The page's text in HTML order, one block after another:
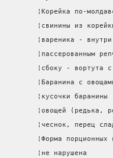
¦Корейка по-
¦свинины из корейки
¦вареника - внутри
¦пассерованным
¦сбоку -
¦Баранина с
¦кусочки баранины
¦овощей (редька,
¦чеснок, перец
¦Форма порционных
¦не